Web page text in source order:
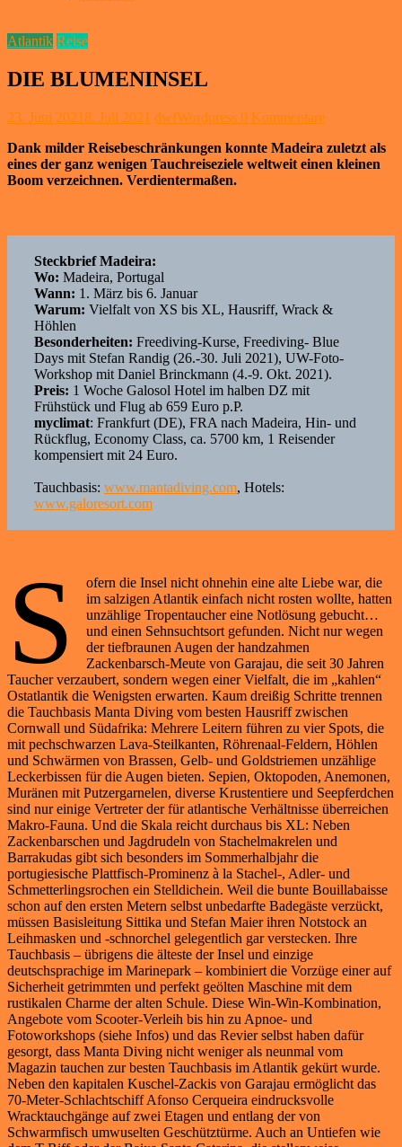
Atlantik Reise
DIE BLUMENINSEL
23. Juni 2021 8. Juli 2021 dwfWordpress 0 Kommentare
Dank milder Reisebeschränkungen konnte Madeira zuletzt als
eines der ganz wenigen Tauchreiseziele weltweit einen kleinen
Boom verzeichnen. Verdientermaßen.
Steckbrief Madeira:
Wo: Madeira, Portugal
Wann: 1. März bis 6. Januar
Warum: Vielfalt von XS bis XL, Hausriff, Wrack &
Höhlen
Besonderheiten: Freediving-Kurse, Freediving- Blue
Days mit Stefan Randig (26.-30. Juli 2021), UW-Foto-
Workshop mit Daniel Brinckmann (4.-9. Okt. 2021).
Preis: 1 Woche Galosol Hotel im halben DZ mit
Frühstück und Flug ab 659 Euro p.P.
myclimat: Frankfurt (DE), FRA nach Madeira, Hin- und
Rückflug, Economy Class, ca. 5700 km, 1 Reisender
kompensiert mit 24 Euro.
Tauchbasis: www.mantadiving.com, Hotels:
www.galoresort.com
S
ofern die Insel nicht ohnehin eine alte Liebe war, die
im salzigen Atlantik einfach nicht rosten wollte, hatten
unzählige Tropentaucher eine Notlösung gebucht…
und einen Sehnsuchtsort gefunden. Nicht nur wegen
der tiefbraunen Augen der handzahmen
Zackenbarsch-Meute von Garajau, die seit 30 Jahren
Taucher verzaubert, sondern wegen einer Vielfalt, die im „kahlen“
Ostatlantik die Wenigsten erwarten. Kaum dreißig Schritte trennen
die Tauchbasis Manta Diving vom besten Hausriff zwischen
Cornwall und Südafrika: Mehrere Leitern führen zu vier Spots, die
mit pechschwarzen Lava-Steilkanten, Röhrenaal-Feldern, Höhlen
und Schwärmen von Brassen, Gelb- und Goldstriemen unzählige
Leckerbissen für die Augen bieten. Sepien, Oktopoden, Anemonen,
Muränen mit Putzergarnelen, diverse Krustentiere und Seepferdchen
sind nur einige Vertreter der für atlantische Verhältnisse überreichen
Makro-Fauna. Und die Skala reicht durchaus bis XL: Neben
Zackenbarschen und Jagdrudeln von Stachelmakrelen und
Barrakudas gibt sich besonders im Sommerhalbjahr die
portugiesische Plattfisch-Prominenz à la Stachel-, Adler- und
Schmetterlingsrochen ein Stelldichein. Weil die bunte Bouillabaisse
schon auf den ersten Metern selbst unbedarfte Badegäste verzückt,
müssen Basisleitung Sittika und Stefan Maier ihren Notstock an
Leihmasken und -schnorchel gelegentlich gar verstecken. Ihre
Tauchbasis – übrigens die älteste der Insel und einzige
deutschsprachige im Marinepark – kombiniert die Vorzüge einer auf
Sicherheit getrimmten und perfekt geölten Maschine mit dem
rustikalen Charme der alten Schule. Diese Win-Win-Kombination,
Angebote vom Scooter-Verleih bis hin zu Apnoe- und
Fotoworkshops (siehe Infos) und das Revier selbst haben dafür
gesorgt, dass Manta Diving nicht weniger als neunmal vom
Magazin tauchen zur besten Tauchbasis im Atlantik gekürt wurde.
Neben den kapitalen Kuschel-Zackis von Garajau ermöglicht das
70-Meter-Schlachtschiff Afonso Cerqueira eindrucksvolle
Wracktauchgänge auf zwei Etagen und entlang der von
Schwarmfisch umwuselten Geschütztürme. Auch an Untiefen wie